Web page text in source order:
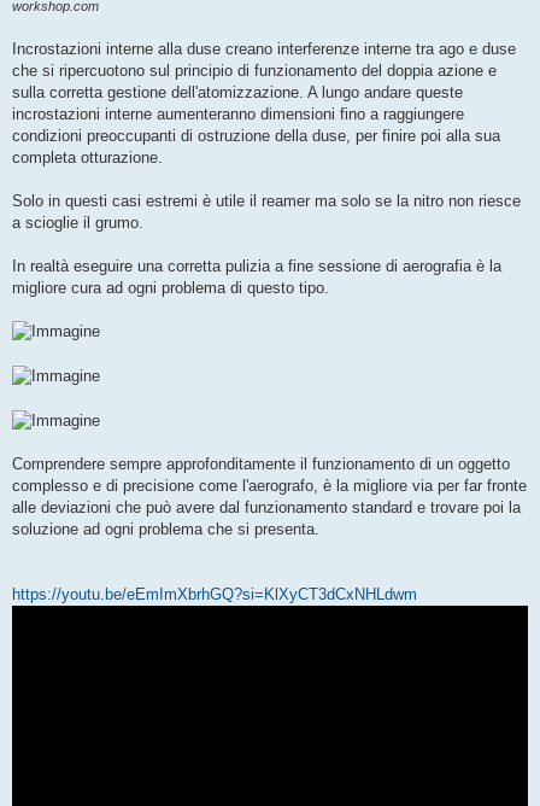
workshop.com
Incrostazioni interne alla duse creano interferenze interne tra ago e duse
che si ripercuotono sul principio di funzionamento del doppia azione e
sulla corretta gestione dell'atomizzazione. A lungo andare queste
incrostazioni interne aumenteranno dimensioni fino a raggiungere
condizioni preoccupanti di ostruzione della duse, per finire poi alla sua
completa otturazione.
Solo in questi casi estremi è utile il reamer ma solo se la nitro non riesce
a scioglie il grumo.
In realtà eseguire una corretta pulizia a fine sessione di aerografia è la
migliore cura ad ogni problema di questo tipo.
Comprendere sempre approfonditamente il funzionamento di un oggetto
complesso e di precisione come l'aerografo, è la migliore via per far fronte
alle deviazioni che può avere dal funzionamento standard e trovare poi la
soluzione ad ogni problema che si presenta.
https://youtu.be/eEmImXbrhGQ?si=KlXyCT3dCxNHLdwm